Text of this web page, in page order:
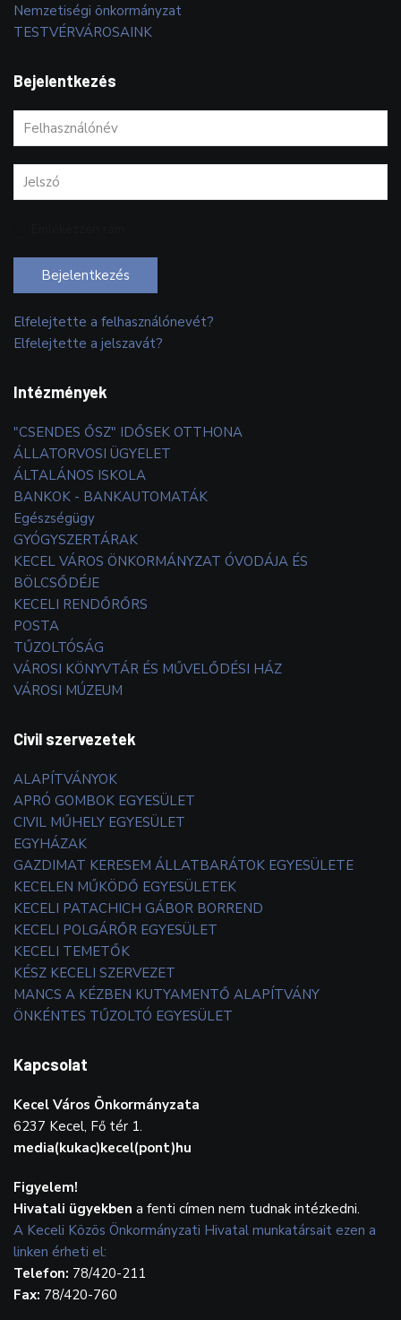
Nemzetiségi önkormányzat
TESTVÉRVÁROSAINK
Bejelentkezés
Bejelentkezés
Elfelejtette a felhasználónevét?
Elfelejtette a jelszavát?
Intézmények
"CSENDES ŐSZ" IDŐSEK OTTHONA
ÁLLATORVOSI ÜGYELET
ÁLTALÁNOS ISKOLA
BANKOK - BANKAUTOMATÁK
Egészségügy
GYÓGYSZERTÁRAK
KECEL VÁROS ÖNKORMÁNYZAT ÓVODÁJA ÉS
BÖLCSŐDÉJE
KECELI RENDŐRŐRS
POSTA
TŰZOLTÓSÁG
VÁROSI KÖNYVTÁR ÉS MŰVELŐDÉSI HÁZ
VÁROSI MÚZEUM
Civil szervezetek
ALAPÍTVÁNYOK
APRÓ GOMBOK EGYESÜLET
CIVIL MŰHELY EGYESÜLET
EGYHÁZAK
GAZDIMAT KERESEM ÁLLATBARÁTOK EGYESÜLETE
KECELEN MŰKÖDŐ EGYESÜLETEK
KECELI PATACHICH GÁBOR BORREND
KECELI POLGÁRŐR EGYESÜLET
KECELI TEMETŐK
KÉSZ KECELI SZERVEZET
MANCS A KÉZBEN KUTYAMENTŐ ALAPÍTVÁNY
ÖNKÉNTES TŰZOLTÓ EGYESÜLET
Kapcsolat
Kecel Város Önkormányzata
6237 Kecel, Fő tér 1.
media(kukac)kecel(pont)hu
Figyelem!
Hivatali ügyekben a fenti címen nem tudnak intézkedni.
A Keceli Közös Önkormányzati Hivatal munkatársait ezen a
linken érheti el:
Telefon: 78/420-211
Fax: 78/420-760